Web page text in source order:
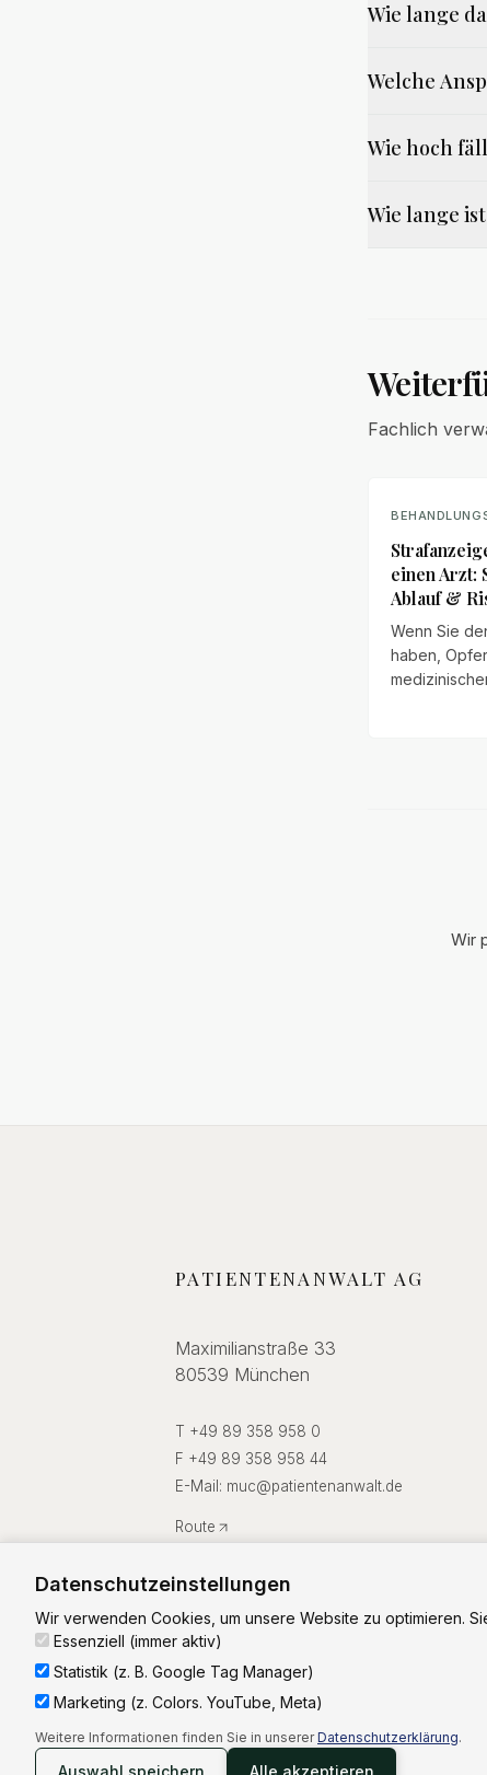
Wie lange
Welche
Wie hoch
Wie lange
Fachlich
einen Arzt:
Ablauf &
Wenn Sie
haben,
Wir
PATIENTENANWALT AG
Maximilianstraße 33
80539 München
T +49 89 358 958 0
F +49 89 358 958 44
E-Mail: muc@patientenanwalt.de
Route
Datenschutzeinstellungen
Wir verwenden Cookies, um unsere Website zu optimieren.
Essenziell (immer aktiv)
Statistik (z. B. Google Tag Manager)
Marketing (z. Colors. YouTube, Meta)
Weitere Informationen finden Sie in unsererDatenschutzerklärung.
Auswahl speichern Alle akzeptieren